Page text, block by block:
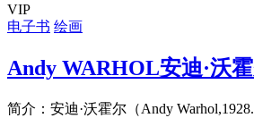
VIP
电子书 绘画
Andy WARHOL安迪·沃
简介：安迪·沃霍尔（Andy